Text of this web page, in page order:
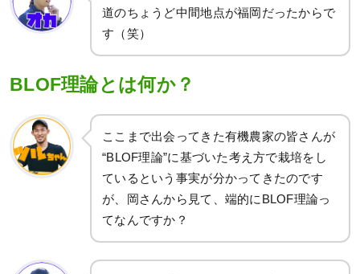
道のちょうど中間地点が福岡だったからで
す（笑）
BLOF理論とは何か？
ここまで出会ってきた有機農家の皆さんが
“BLOF理論”に基づいた考え方で栽培をし
ているという事実が分かってきたのです
が、岡さんから見て、端的にBLOF理論っ
てなんですか？